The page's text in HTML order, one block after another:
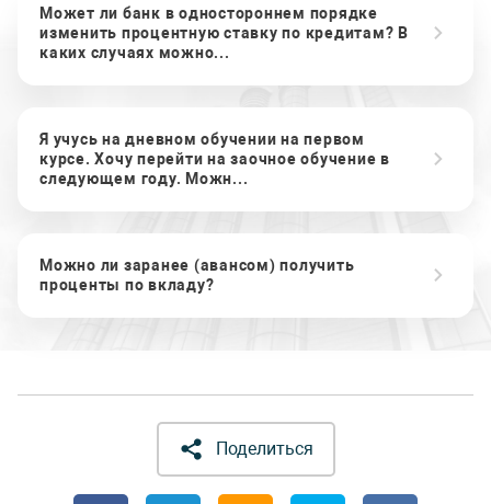
Может ли банк в одностороннем порядке
изменить процентную ставку по кредитам? В
каких случаях можно...
Я учусь на дневном обучении на первом
курсе. Хочу перейти на заочное обучение в
следующем году. Можн...
Можно ли заранее (авансом) получить
проценты по вкладу?
Поделиться